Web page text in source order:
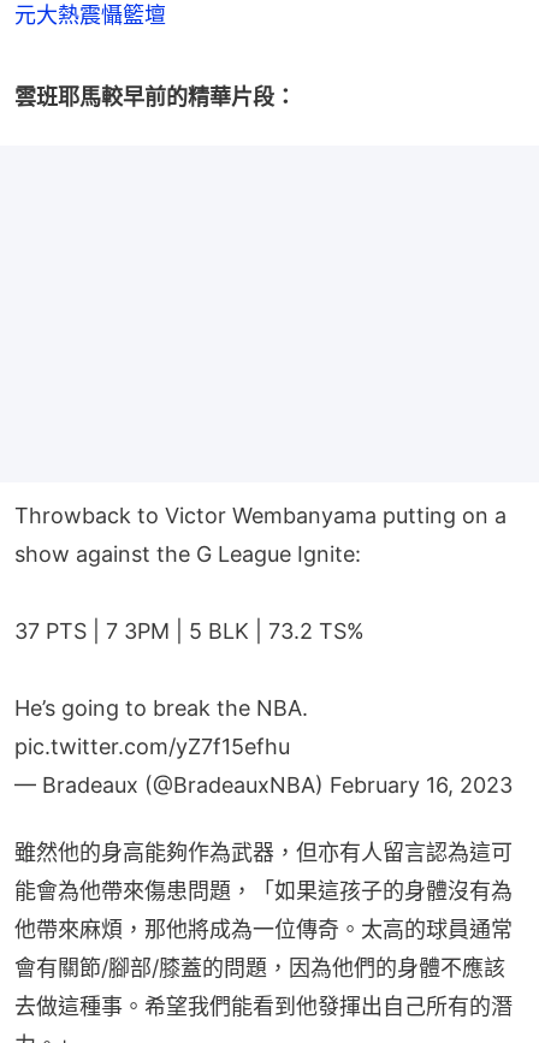
元大熱震懾籃壇
雲班耶馬較早前的精華片段：
Throwback to Victor Wembanyama putting on a
show against the G League Ignite:
37 PTS | 7 3PM | 5 BLK | 73.2 TS%
He’s going to break the NBA.
pic.twitter.com/yZ7f15efhu
— Bradeaux (@BradeauxNBA) February 16, 2023
雖然他的身高能夠作為武器，但亦有人留言認為這可
能會為他帶來傷患問題，「如果這孩子的身體沒有為
他帶來麻煩，那他將成為一位傳奇。太高的球員通常
會有關節/腳部/膝蓋的問題，因為他們的身體不應該
去做這種事。希望我們能看到他發揮出自己所有的潛